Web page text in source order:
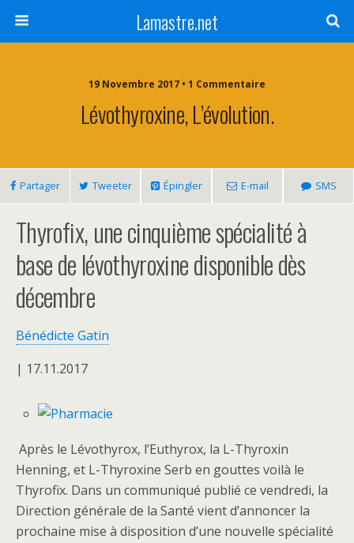
Lamastre.net
19 Novembre 2017 • 1 Commentaire
Lévothyroxine, L’évolution.
Partager Tweeter Épingler E-mail SMS
Thyrofix, une cinquième spécialité à
base de lévothyroxine disponible dès
décembre
Bénédicte Gatin
| 17.11.2017
Après le Lévothyrox, l’Euthyrox, la L-Thyroxin
Henning, et L-Thyroxine Serb en gouttes voilà le
Thyrofix. Dans un communiqué publié ce vendredi, la
Direction générale de la Santé vient d’annoncer la
prochaine mise à disposition d’une nouvelle spécialité